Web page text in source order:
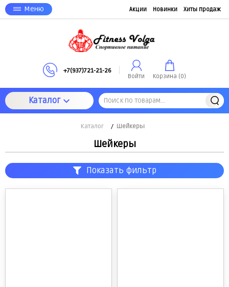
Меню Акции Новинки Хиты продаж
+7(937)721-21-26
Войти Корзина (0)
Каталог
Каталог / Шейкеры
Шейкеры
Показать фильтр